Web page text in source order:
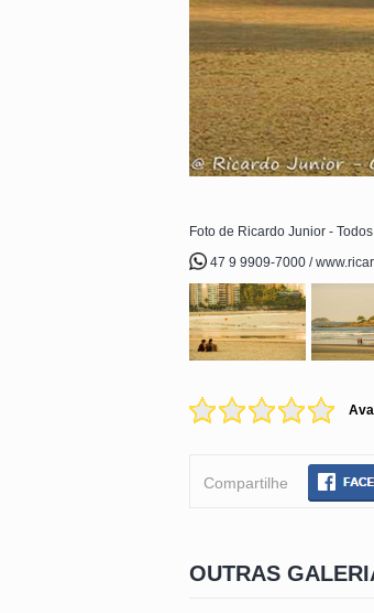
Foto de Ricardo Junior -
47 9 9909-7000 /
Compartilhe
OUTRAS